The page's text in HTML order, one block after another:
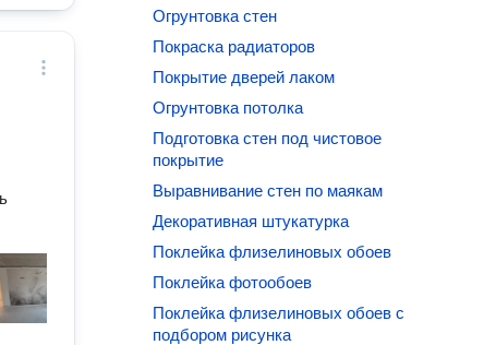
Огрунтовка стен
Покраска радиаторов
Покрытие дверей лаком
Огрунтовка потолка
Подготовка стен под чистовое
покрытие
Выравнивание стен по маякам
Декоративная штукатурка
Поклейка флизелиновых обоев
Поклейка фотообоев
Поклейка флизелиновых обоев с
подбором рисунка